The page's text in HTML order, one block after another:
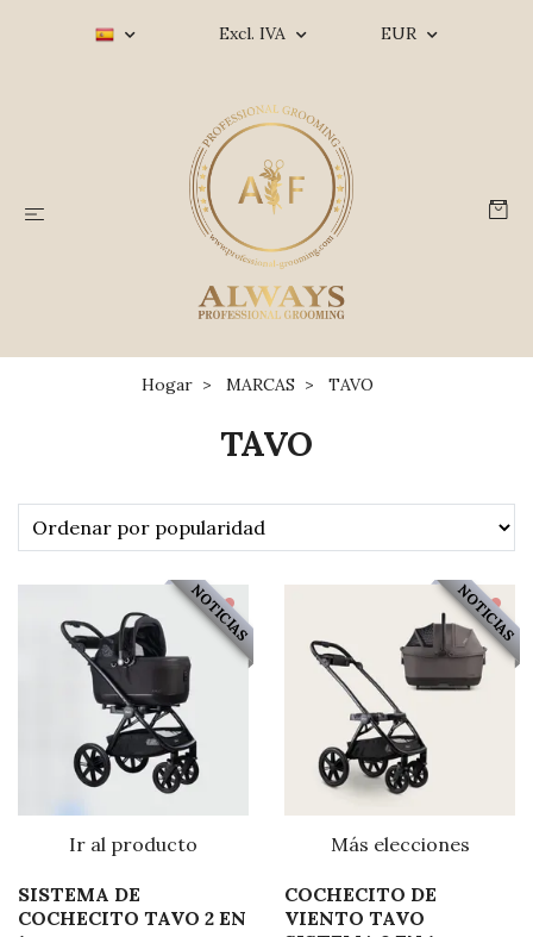
Excl. IVA EUR
Hogar MARCAS TAVO
TAVO
NOTICIAS
Ir al producto
SISTEMA DE
COCHECITO TAVO 2 EN
NOTICIAS
Más elecciones
COCHECITO DE
VIENTO TAVO